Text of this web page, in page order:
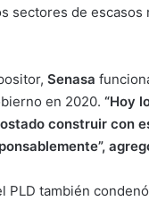
sectores de escasos
Senasa
en 2020. “Hoy
construir con
PLD también